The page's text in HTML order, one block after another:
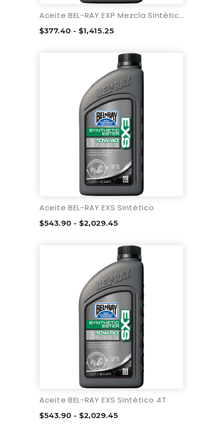
Aceite BEL-RAY EXP Mezcla Sintética 4T - 15W-50
$377.40 - $1,415.25
Aceite BEL-RAY EXS Sintético
$543.90 - $2,029.45
Aceite BEL-RAY EXS Sintético 4T
$543.90 - $2,029.45